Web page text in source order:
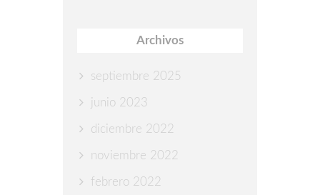
Archivos
septiembre 2025
junio 2023
diciembre 2022
noviembre 2022
febrero 2022